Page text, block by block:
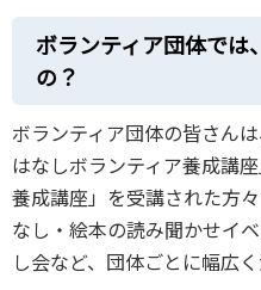
ボランティア団体では
の？
ボランティア団体の皆さん
はなしボランティア養成講
養成講座」を受講された方
なし・絵本の読み聞かせイ
し会など、団体ごとに幅広く